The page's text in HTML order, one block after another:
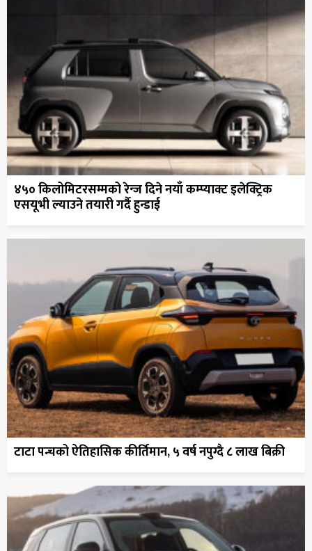
४५० किलोमिटरसम्मको रेन्ज दिने नयाँ कम्प्याक्ट इलेक्ट्रिक
एसयूभी ल्याउने तयारी गर्दै हुन्डाई
टाटा पन्चको ऐतिहासिक कीर्तिमान, ५ वर्ष नपुग्दै ८ लाख बिक्री